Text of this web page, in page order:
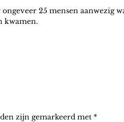
25 mensen aanwezig
kwamen.
zijn gemarkeerd met *